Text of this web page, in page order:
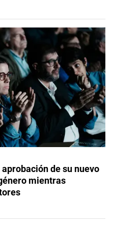
de su nuevo
mientras